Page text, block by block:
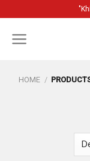
content
HOME /